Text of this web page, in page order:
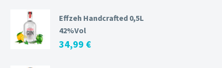
Effzeh Handcrafted 0,5L
42%Vol
34,99 €